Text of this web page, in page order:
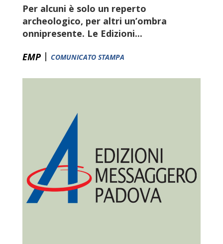
Per alcuni è solo un reperto
archeologico, per altri un’ombra
onnipresente. Le Edizioni...
EMP | COMUNICATO STAMPA